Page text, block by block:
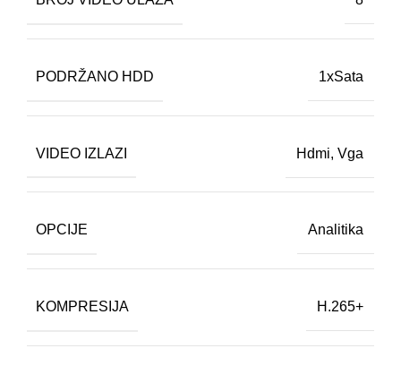
PODRŽANO HDD 1xSata
VIDEO IZLAZI Hdmi, Vga
OPCIJE Analitika
KOMPRESIJA H.265+